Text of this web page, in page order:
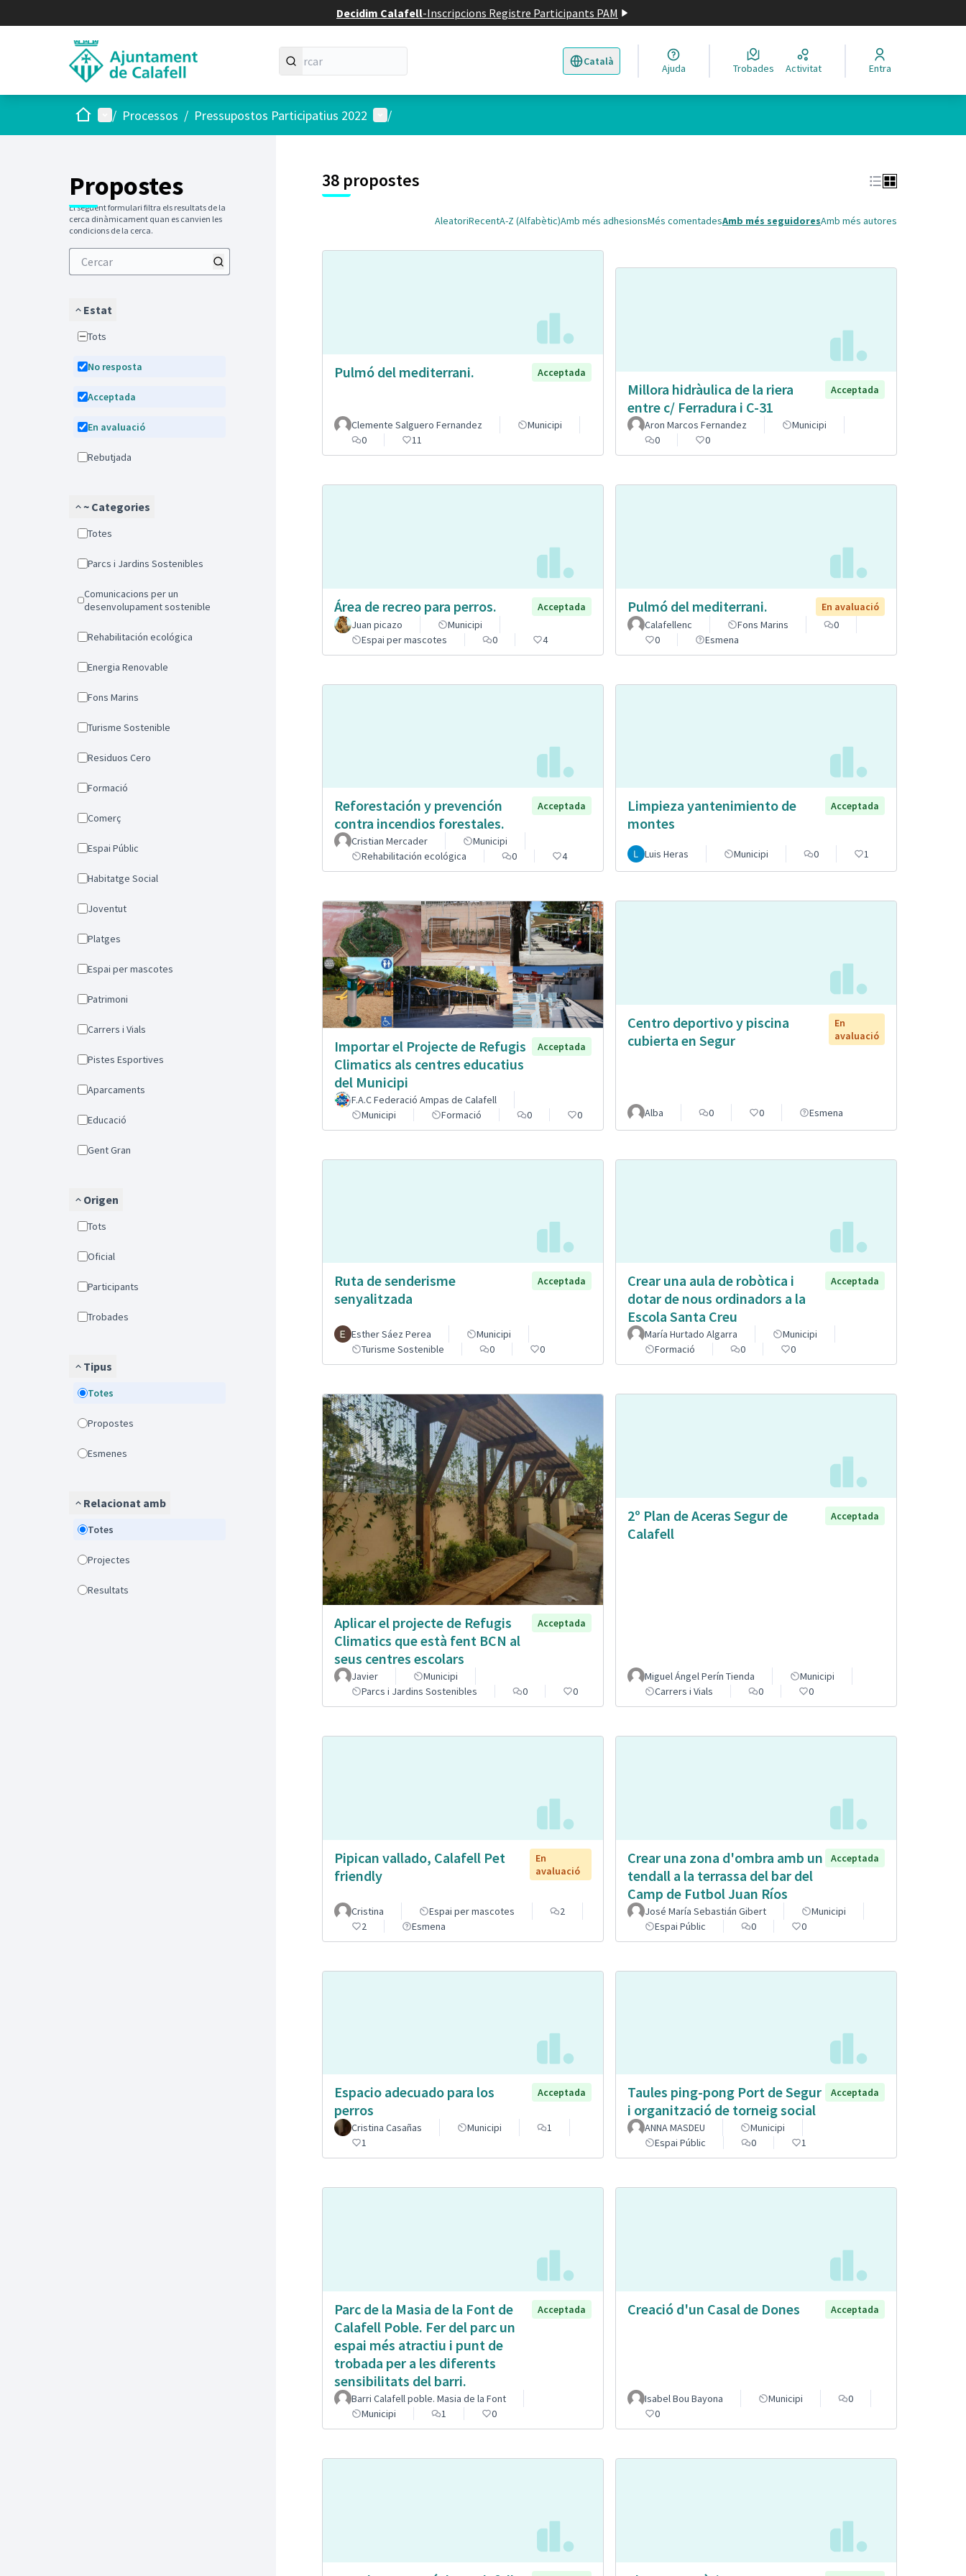
Decidim Calafell-Inscripcions Registre Participants PAM
Català
Triar la llengua Elegir el idioma
Ajuda Trobades Activitat Entra
Inici Menú principal
/ Processos / Pressupostos Participatius 2022 Menú d'usuari
/
Propostes
El següent formulari filtra els resultats de la
cerca dinàmicament quan es canvien les
condicions de la cerca.
Estat
Tots
No resposta
Acceptada
En avaluació
Rebutjada
~ Categories
Totes
Parcs i Jardins Sostenibles
Comunicacions per un
desenvolupament sostenible
Rehabilitación ecológica
Energia Renovable
Fons Marins
Turisme Sostenible
Residuos Cero
Formació
Comerç
Espai Públic
Habitatge Social
Joventut
Platges
Espai per mascotes
Patrimoni
Carrers i Vials
Pistes Esportives
Aparcaments
Educació
Gent Gran
Origen
Tots
Oficial
Participants
Trobades
Tipus
Totes
Propostes
Esmenes
Relacionat amb
Totes
Projectes
Resultats
38 propostes
AleatoriRecentA-Z (Alfabètic)Amb més adhesionsMés comentadesAmb més seguidoresAmb més autores
Pulmó del mediterrani. Acceptada
Clemente Salguero Fernandez
Municipi
0
11
Millora hidràulica de la riera
entre c/ Ferradura i C-31
Acceptada
Aron Marcos Fernandez
Municipi
0
0
Área de recreo para perros.
Acceptada
Juan picazo
Municipi
Espai per mascotes
0 4
Pulmó del mediterrani.
En avaluació
Calafellenc
Fons Marins
0
0
Esmena
Reforestación y prevención
contra incendios forestales.
Acceptada
Cristian Mercader
Municipi
Rehabilitación ecológica
0 4
Limpieza yantenimiento de
montes
Acceptada
Luis Heras Municipi 0 1
Importar el Projecte de Refugis
Climatics als centres educatius
del Municipi
Acceptada
F.A.C Federació Ampas de Calafell
Municipi
Formació 0 0
Centro deportivo y piscina
cubierta en Segur
En
avaluació
Alba 0 0 Esmena
Ruta de senderisme
senyalitzada
Acceptada
Esther Sáez Perea
Municipi
Turisme Sostenible
0 0
Crear una aula de robòtica i
dotar de nous ordinadors a la
Escola Santa Creu
Acceptada
María Hurtado Algarra
Municipi
Formació
0 0
Aplicar el projecte de Refugis
Climatics que està fent BCN al
seus centres escolars
Acceptada
Javier
Municipi
Parcs i Jardins Sostenibles
0 0
2º Plan de Aceras Segur de
Calafell
Acceptada
Miguel Ángel Perín Tienda
Municipi
Carrers i Vials
0 0
Pipican vallado, Calafell Pet
friendly
En
avaluació
Cristina Espai per mascotes
2
2
Esmena
Crear una zona d'ombra amb un
tendall a la terrassa del bar del
Camp de Futbol Juan Ríos
Acceptada
José María Sebastián Gibert
Municipi
Espai Públic
0 0
Espacio adecuado para los
perros
Acceptada
Cristina Casañas Municipi
1
1
Taules ping-pong Port de Segur
i organització de torneig social
Acceptada
ANNA MASDEU
Municipi
Espai Públic
0 1
Parc de la Masia de la Font de
Calafell Poble. Fer del parc un
espai més atractiu i punt de
trobada per a les diferents
sensibilitats del barri.
Acceptada
Barri Calafell poble. Masia de la Font
Municipi
1 0
Creació d'un Casal de Dones Acceptada
Isabel Bou Bayona Municipi
0
0